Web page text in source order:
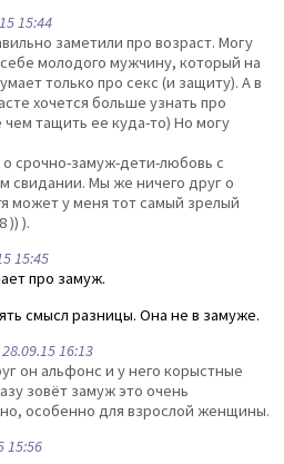
15:44
заметили про возраст. Могу
молодого мужчину, который на
только про секс (и защиту). А в
хочется больше узнать про
тащить ее куда-то) Но могу
срочно-замуж-дети-любовь с
свидании. Мы же ничего друг о
может у меня тот самый зрелый
)) ).
15:45
про замуж.
смысл разницы. Она не в замуже.
16:13
он альфонс и у него корыстные
зовёт замуж это очень
особенно для взрослой женщины.
15:56